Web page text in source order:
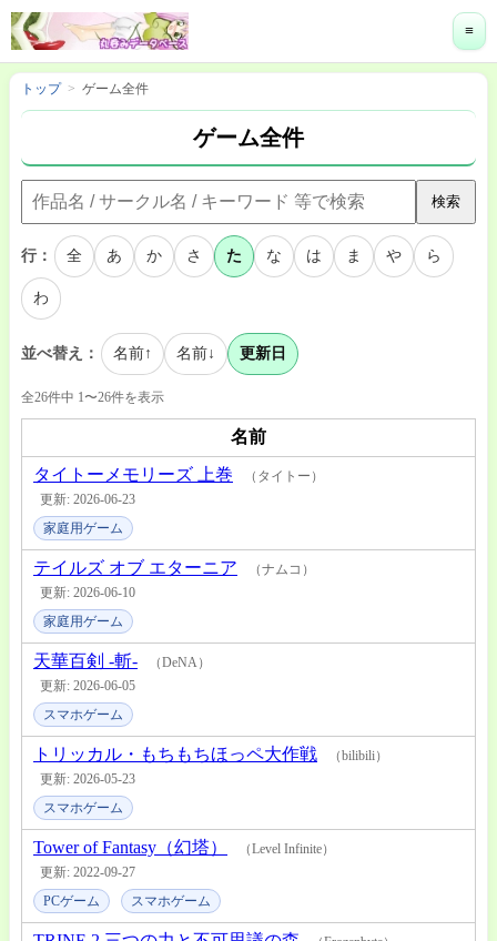
≡
トップ ゲーム全件
ゲーム全件
検索
行： 全 あ か さ た な は ま や ら
わ
並べ替え： 名前↑ 名前↓ 更新日
全26件中 1〜26件を表示
名前
タイトーメモリーズ 上巻
（タイトー）
更新: 2026-06-23
家庭用ゲーム
テイルズ オブ エターニア
（ナムコ）
更新: 2026-06-10
家庭用ゲーム
天華百剣 -斬-
（DeNA）
更新: 2026-06-05
スマホゲーム
トリッカル・もちもちほっペ大作戦
（bilibili）
更新: 2026-05-23
スマホゲーム
Tower of Fantasy（幻塔）
（Level Infinite）
更新: 2022-09-27
PCゲーム
スマホゲーム